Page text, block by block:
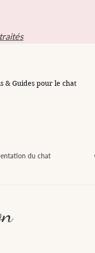
& Guides pour le chat
du chat